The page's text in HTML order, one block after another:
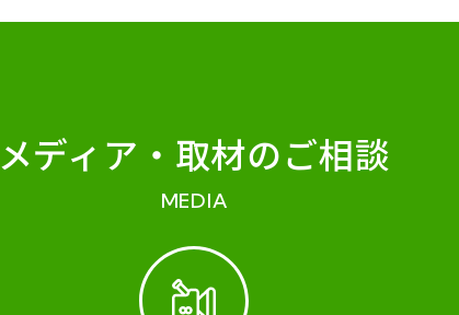
メディア・ 取材のご相談
MEDIA